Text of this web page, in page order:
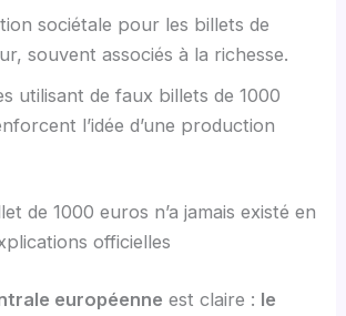
sociétale pour les billets de
souvent associés à la richesse.
utilisant de faux billets de 1000
l’idée d’une production
de 1000 euros n’a jamais existé en
officielles
européenne est claire : le